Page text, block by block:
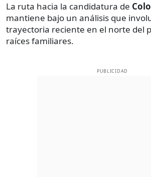
La ruta hacia la candidatura de
mantiene bajo un análisis que
trayectoria reciente en el norte del
raíces familiares.
PUBLICIDAD